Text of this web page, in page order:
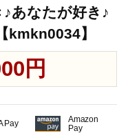
あなたが好き♪
kmkn0034】
円
Pay
Amazon
Pay